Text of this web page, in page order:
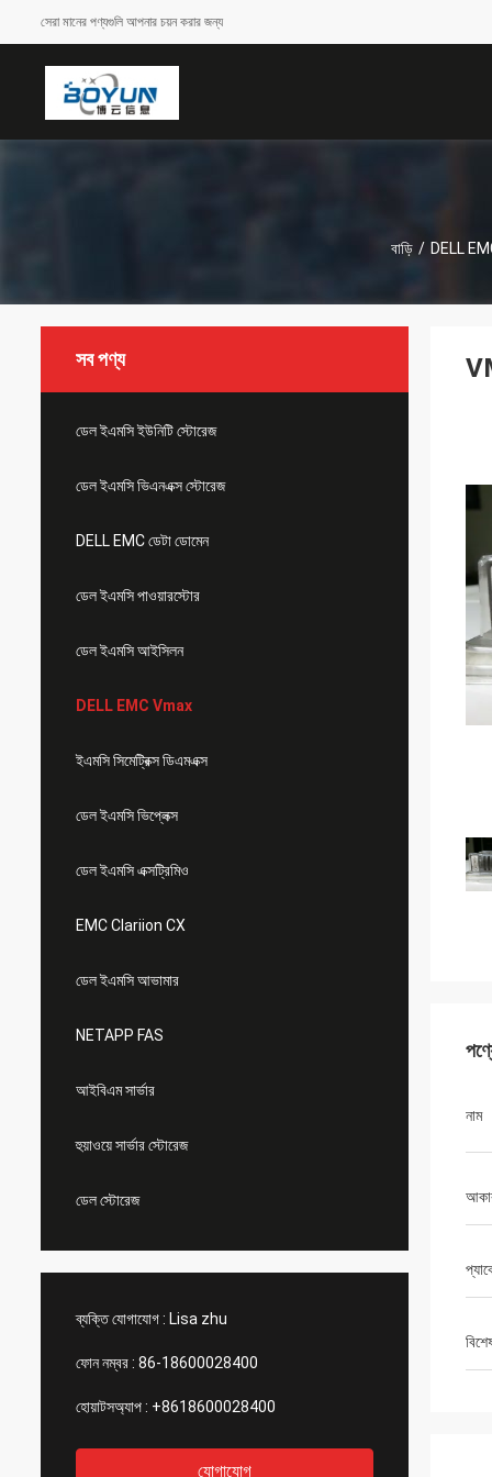
সেরা মানের পণ্যগুলি আপনার চয়ন করার জন্য
বাড়ি / DELL
সব পণ্য
ডেল ইএমসি ইউনিটি স্টোরেজ
ডেল ইএমসি ভিএনএক্স স্টোরেজ
DELL EMC ডেটা ডোমেন
ডেল ইএমসি পাওয়ারস্টোর
ডেল ইএমসি আইসিলন
DELL EMC Vmax
ইএমসি সিমেট্রিক্স ডিএমএক্স
ডেল ইএমসি ভিপ্লেক্স
ডেল ইএমসি এক্সট্রিমিও
EMC Clariion CX
ডেল ইএমসি আভামার
NETAPP FAS
আইবিএম সার্ভার
হুয়াওয়ে সার্ভার স্টোরেজ
ডেল স্টোরেজ
ব্যক্তি যোগাযোগ : Lisa zhu
ফোন নম্বর : 86-18600028400
হোয়াটসঅ্যাপ : +8618600028400
যোগাযোগ
নাম